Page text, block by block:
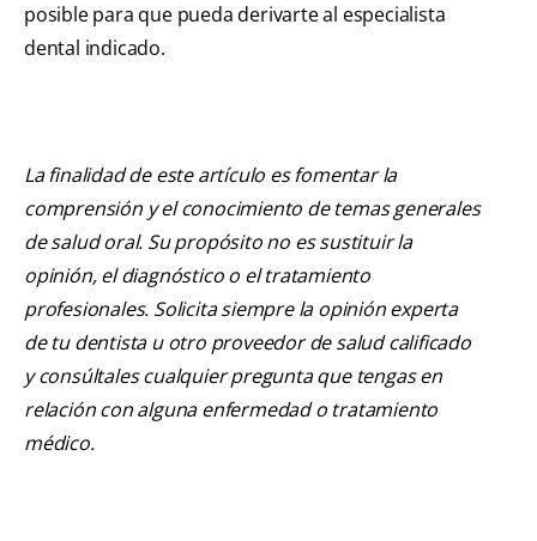
posible para que pueda derivarte al especialista
dental indicado.
La finalidad de este artículo es fomentar la
comprensión y el conocimiento de temas generales
de salud oral. Su propósito no es sustituir la
opinión, el diagnóstico o el tratamiento
profesionales. Solicita siempre la opinión experta
de tu dentista u otro proveedor de salud calificado
y consúltales cualquier pregunta que tengas en
relación con alguna enfermedad o tratamiento
médico.